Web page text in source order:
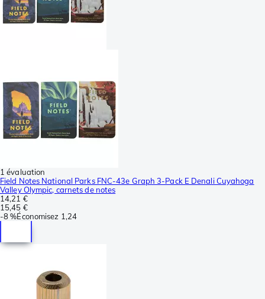
1 évaluation
Field Notes National Parks FNC-43e Graph 3-Pack E Denali Cuyahoga
Valley Olympic, carnets de notes
14,21 €
15,45 €
-8 %Économisez 1,24